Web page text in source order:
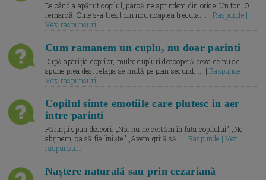
De când a apărut copilul, parcă ne aprindem din orice. Un ton. O
remarcă. Cine s-a trezit din nou noaptea trecuta.... |Raspunde |
Vezi raspunsuri
Cum ramanem un cuplu, nu doar parinti
După apariția copiilor, multe cupluri descoperă ceva ce nu se
spune prea des: relația se mută pe plan secund. ... |Raspunde |
Vezi raspunsuri
Copilul simte emotiile care plutesc in aer
intre parinti
Părinții spun deseori: „Noi nu ne certăm în fața copilului.” „Ne
abținem, ca să fie liniște.” „Avem grijă să... | Raspunde | Vezi
raspunsuri
Naștere naturală sau prin cezariană